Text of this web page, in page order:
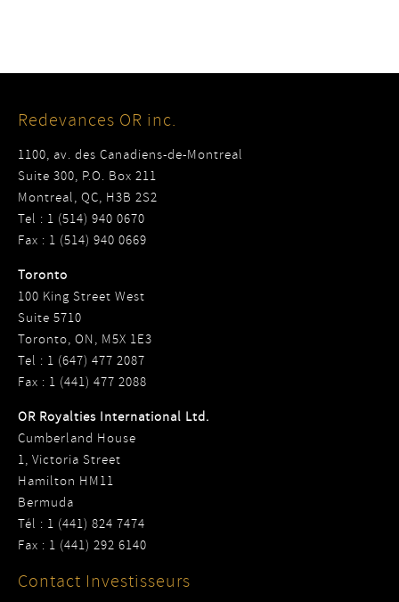
Redevances OR inc.
1100, av. des Canadiens-de-Montreal
Suite 300, P.O. Box 211
Montreal, QC, H3B 2S2
Tel : 1 (514) 940 0670
Fax : 1 (514) 940 0669
Toronto
100 King Street West
Suite 5710
Toronto, ON, M5X 1E3
Tel : 1 (647) 477 2087
Fax : 1 (441) 477 2088
OR Royalties International Ltd.
Cumberland House
1, Victoria Street
Hamilton HM11
Bermuda
Tél : 1 (441) 824 7474
Fax : 1 (441) 292 6140
Contact Investisseurs